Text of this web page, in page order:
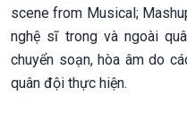
scene from Musical;
nghệ sĩ trong và ngoài
chuyển soạn, hòa âm do
quân đội thực hiện.